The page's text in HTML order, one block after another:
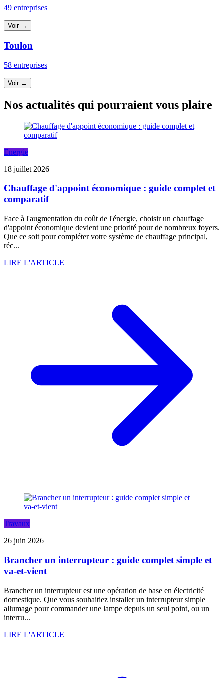
49 entreprises
Voir →
Toulon
58 entreprises
Voir →
Nos actualités qui pourraient vous plaire
Energie
18 juillet 2026
Chauffage d'appoint économique : guide complet et
comparatif
Face à l'augmentation du coût de l'énergie, choisir un chauffage
d'appoint économique devient une priorité pour de nombreux foyers.
Que ce soit pour compléter votre système de chauffage principal,
réc...
LIRE L'ARTICLE
Travaux
26 juin 2026
Brancher un interrupteur : guide complet simple et
va-et-vient
Brancher un interrupteur est une opération de base en électricité
domestique. Que vous souhaitiez installer un interrupteur simple
allumage pour commander une lampe depuis un seul point, ou un
interru...
LIRE L'ARTICLE